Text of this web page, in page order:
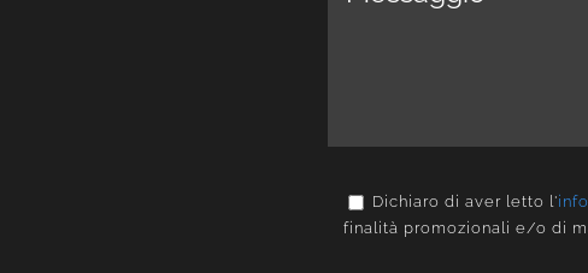
Dichiaro di aver letto l'
finalità promozionali e/o di